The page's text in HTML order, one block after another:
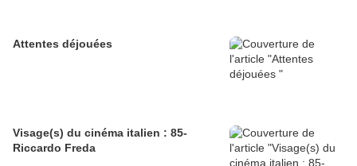
Attentes déjouées
Visage(s) du cinéma italien : 85-
Riccardo Freda